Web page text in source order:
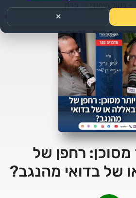
- בקול היהודי >>פרק
מסוכן: רחפן של
של בדואי מהנגב?
✕